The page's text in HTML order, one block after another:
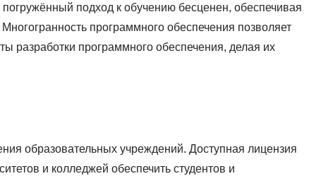
погружённый подход к обучению бесценен, обеспечивая
программного обеспечения позволяет
разработки программного обеспечения, делая их
образовательных учреждений. Доступная лицензия
и колледжей обеспечить студентов и